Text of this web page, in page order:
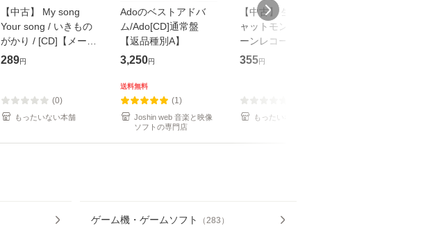
【中古】 My song
Your song / いきもの
がかり / [CD]【メール
便送料無料】
289円
(0)
もったいない本舗
Adoのベストアドバ
ム/Ado[CD]通常盤
【返品種別A】
3,250円
送料無料
(1)
Joshin web 音楽と映像
ソフトの専門店
【中古】 生命力 / チ
ャットモンチー / キュ
ーンレコード [CD]
【メール便送料無料】
355円
もったいない本舗
ゲーム機・ゲームソフト （ 283 ）